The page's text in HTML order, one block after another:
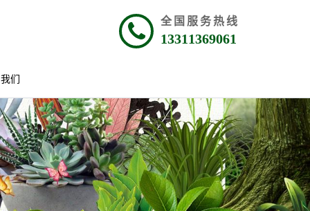
全国服务热线
13311369061
们